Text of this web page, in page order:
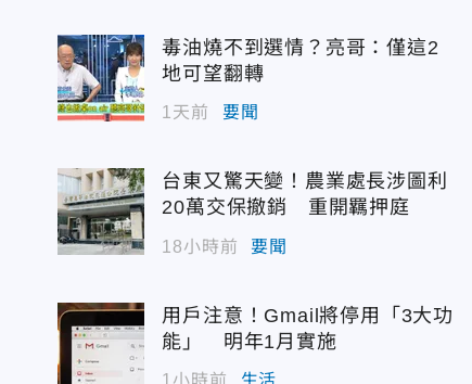
毒油燒不到選情？亮哥：僅這2
地可望翻轉
1天前 要聞
台東又驚天變！農業處長涉圖利
20萬交保撤銷 重開羈押庭
18小時前 要聞
用戶注意！Gmail將停用「3大功
能」 明年1月實施
1小時前 生活